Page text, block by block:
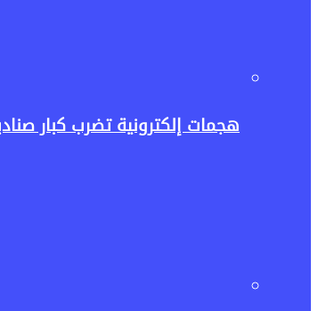
هجمات إلكترونية تضرب كبار